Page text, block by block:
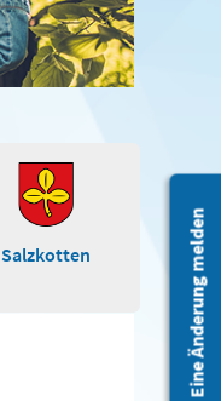
Eine Änderung melden
Salzkotten